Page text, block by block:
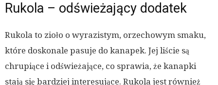
Rukola – odświeżający dodatek
Rukola to zioło o wyrazistym, orzechowym smaku,
które doskonale pasuje do kanapek. Jej liście są
chrupiące i odświeżające, co sprawia, że kanapki
stają się bardziej interesujące. Rukola jest również